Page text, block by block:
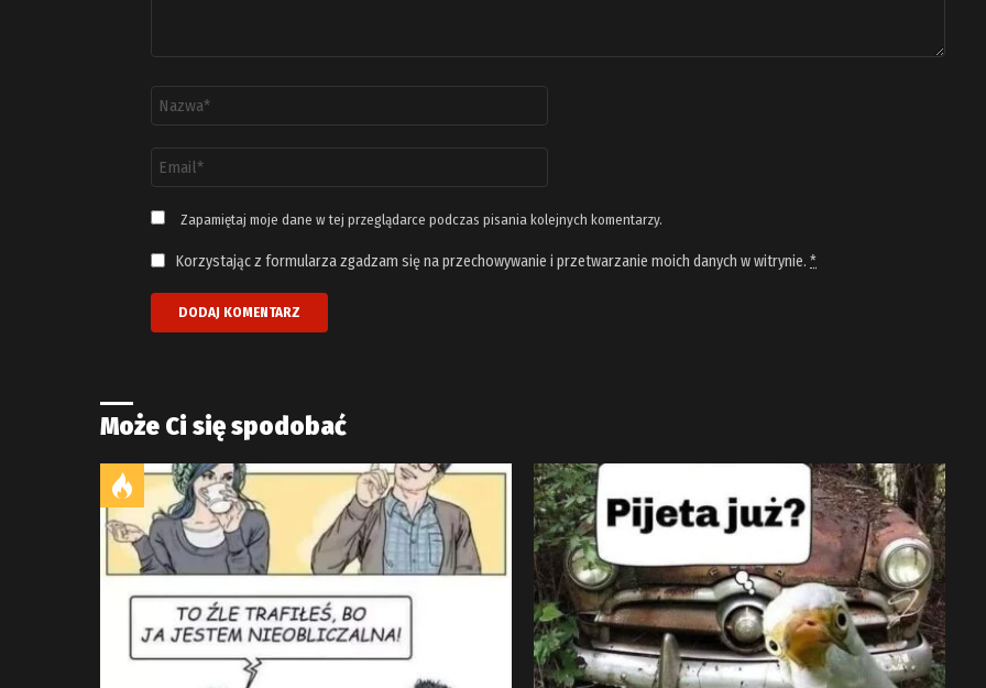
email
*
Zapamiętaj moje dane w tej przeglądarce podczas pisania kolejnych komentarzy.
Korzystając z formularza zgadzam się na przechowywanie i przetwarzanie moich danych w witrynie. *
Może Ci się spodobać